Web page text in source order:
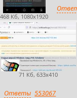
468 Кб, 1080x1920
71 Кб, 633x410
Ответы 553067